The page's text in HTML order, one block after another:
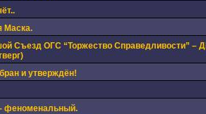
Маска.
Съезд ОГС “Торжество Справедливости” –
и утверждён!
феноменальный.